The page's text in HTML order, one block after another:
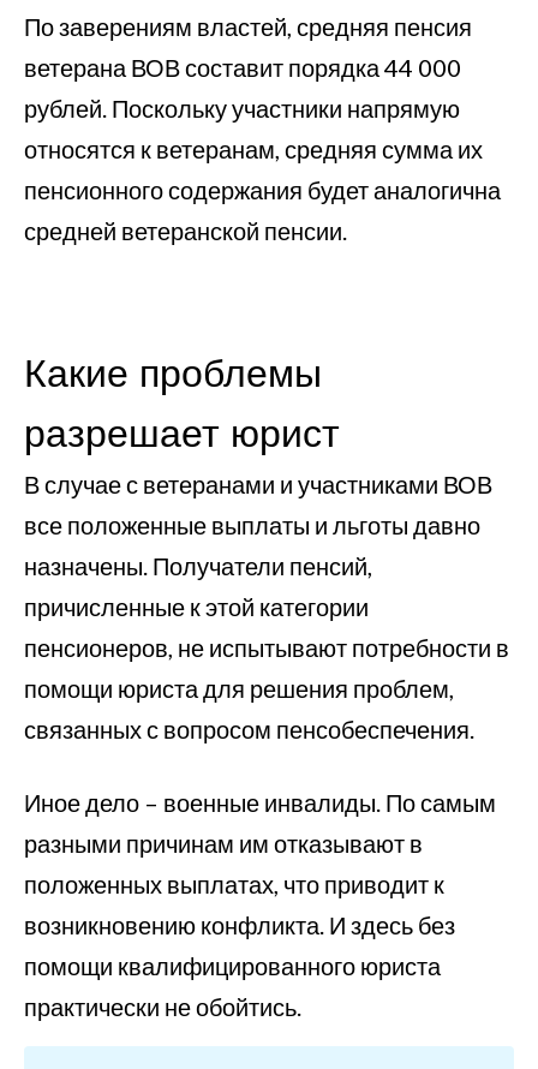
По заверениям властей, средняя пенсия
ветерана ВОВ составит порядка 44 000
рублей. Поскольку участники напрямую
относятся к ветеранам, средняя сумма их
пенсионного содержания будет аналогична
средней ветеранской пенсии.
Какие проблемы
разрешает юрист
В случае с ветеранами и участниками ВОВ
все положенные выплаты и льготы давно
назначены. Получатели пенсий,
причисленные к этой категории
пенсионеров, не испытывают потребности в
помощи юриста для решения проблем,
связанных с вопросом пенсобеспечения.
Иное дело – военные инвалиды. По самым
разными причинам им отказывают в
положенных выплатах, что приводит к
возникновению конфликта. И здесь без
помощи квалифицированного юриста
практически не обойтись.